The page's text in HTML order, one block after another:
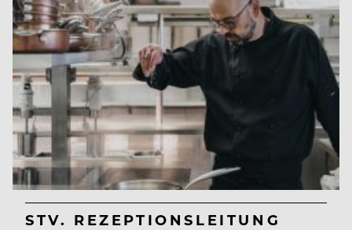
STV. REZEPTIONSLEITUNG